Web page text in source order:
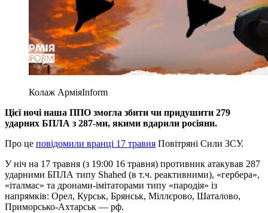
Колаж АрміяInform
Цієї ночі наша ППО змогла збити чи придушити 279
ударних БПЛА з 287-ми, якими вдарили росіяни.
Про це повідомили вранці 17 травня Повітряні Сили ЗСУ.
У ніч на 17 травня (з 19:00 16 травня) противник атакував 287
ударними БПЛА типу Shahed (в т.ч. реактивними), «гербера»,
«італмас» та дронами-імітаторами типу «пародія» із
напрямків: Орел, Курськ, Брянськ, Міллєрово, Шаталово,
Приморсько-Ахтарськ — рф.